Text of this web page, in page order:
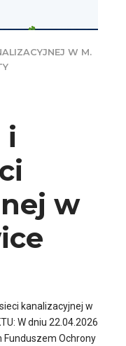
W M.
i
w
kanalizacyjnej w
W dniu 22.04.2026
Funduszem Ochrony